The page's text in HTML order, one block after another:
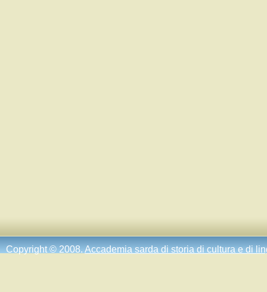
Copyright © 2008.Accademia sarda di storia di cultura e di